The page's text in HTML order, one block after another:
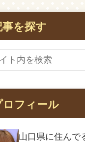
ソ！
事を探す
ロフィール
山口県に住んで